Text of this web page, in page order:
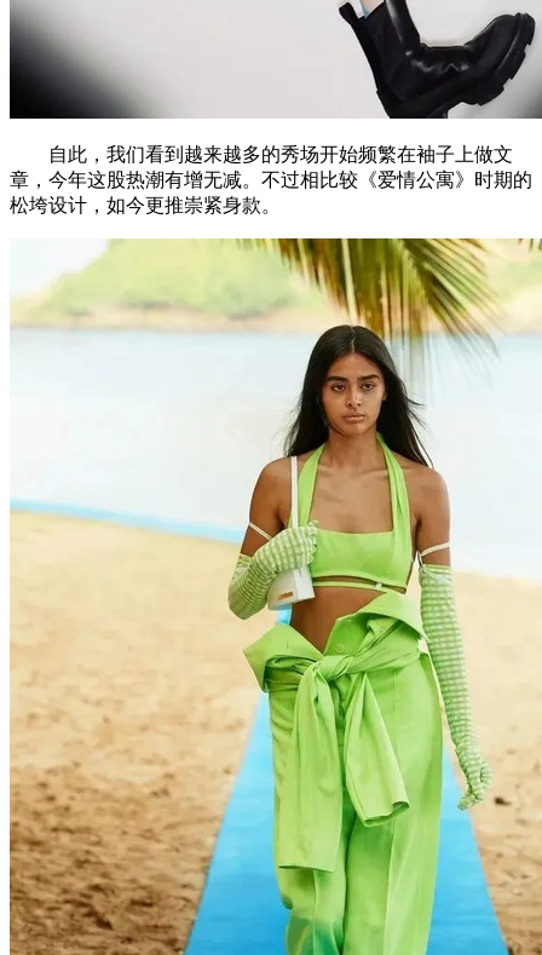
自此，我们看到越来越多的秀场开始频繁在袖子上做文
章，今年这股热潮有增无减。不过相比较《爱情公寓》时期的
松垮设计，如今更推崇紧身款。